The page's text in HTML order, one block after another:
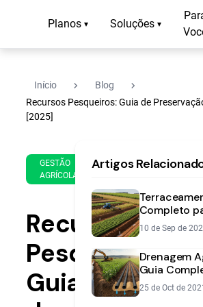
Planos ▾ Soluções ▾
Início navigate_next Blog navigate_next
Recursos Pesqueiros: Guia de
[2025]
GESTÃO
AGRÍCOLA
Jun
2025
min
leitura
Recursos
Pesqueiros:
Guia
Artigos
Completo
seu Solo e
Produtividade
10 de Sep de
Drenagem
Guia
Manejar o
Água na
25 de Oct de 2021